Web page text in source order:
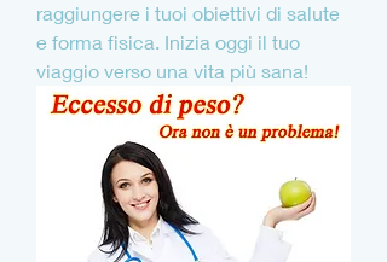
raggiungere i tuoi obiettivi di salute
e forma fisica. Inizia oggi il tuo
viaggio verso una vita più sana!